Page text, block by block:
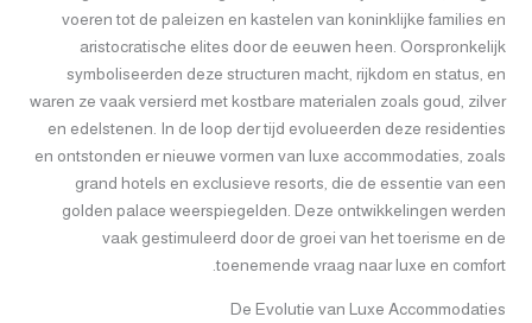
voeren tot de paleizen en kastelen van koninklijke families en
aristocratische elites door de eeuwen heen. Oorspronkelijk
symboliseerden deze structuren macht, rijkdom en status, en
waren ze vaak versierd met kostbare materialen zoals goud, zilver
en edelstenen. In de loop der tijd evolueerden deze residenties
en ontstonden er nieuwe vormen van luxe accommodaties, zoals
grand hotels en exclusieve resorts, die de essentie van een
golden palace weerspiegelden. Deze ontwikkelingen werden
vaak gestimuleerd door de groei van het toerisme en de
toenemende vraag naar luxe en comfort.
De Evolutie van Luxe Accommodaties